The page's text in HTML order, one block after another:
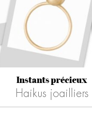
Instants précieux
Haikus joailliers